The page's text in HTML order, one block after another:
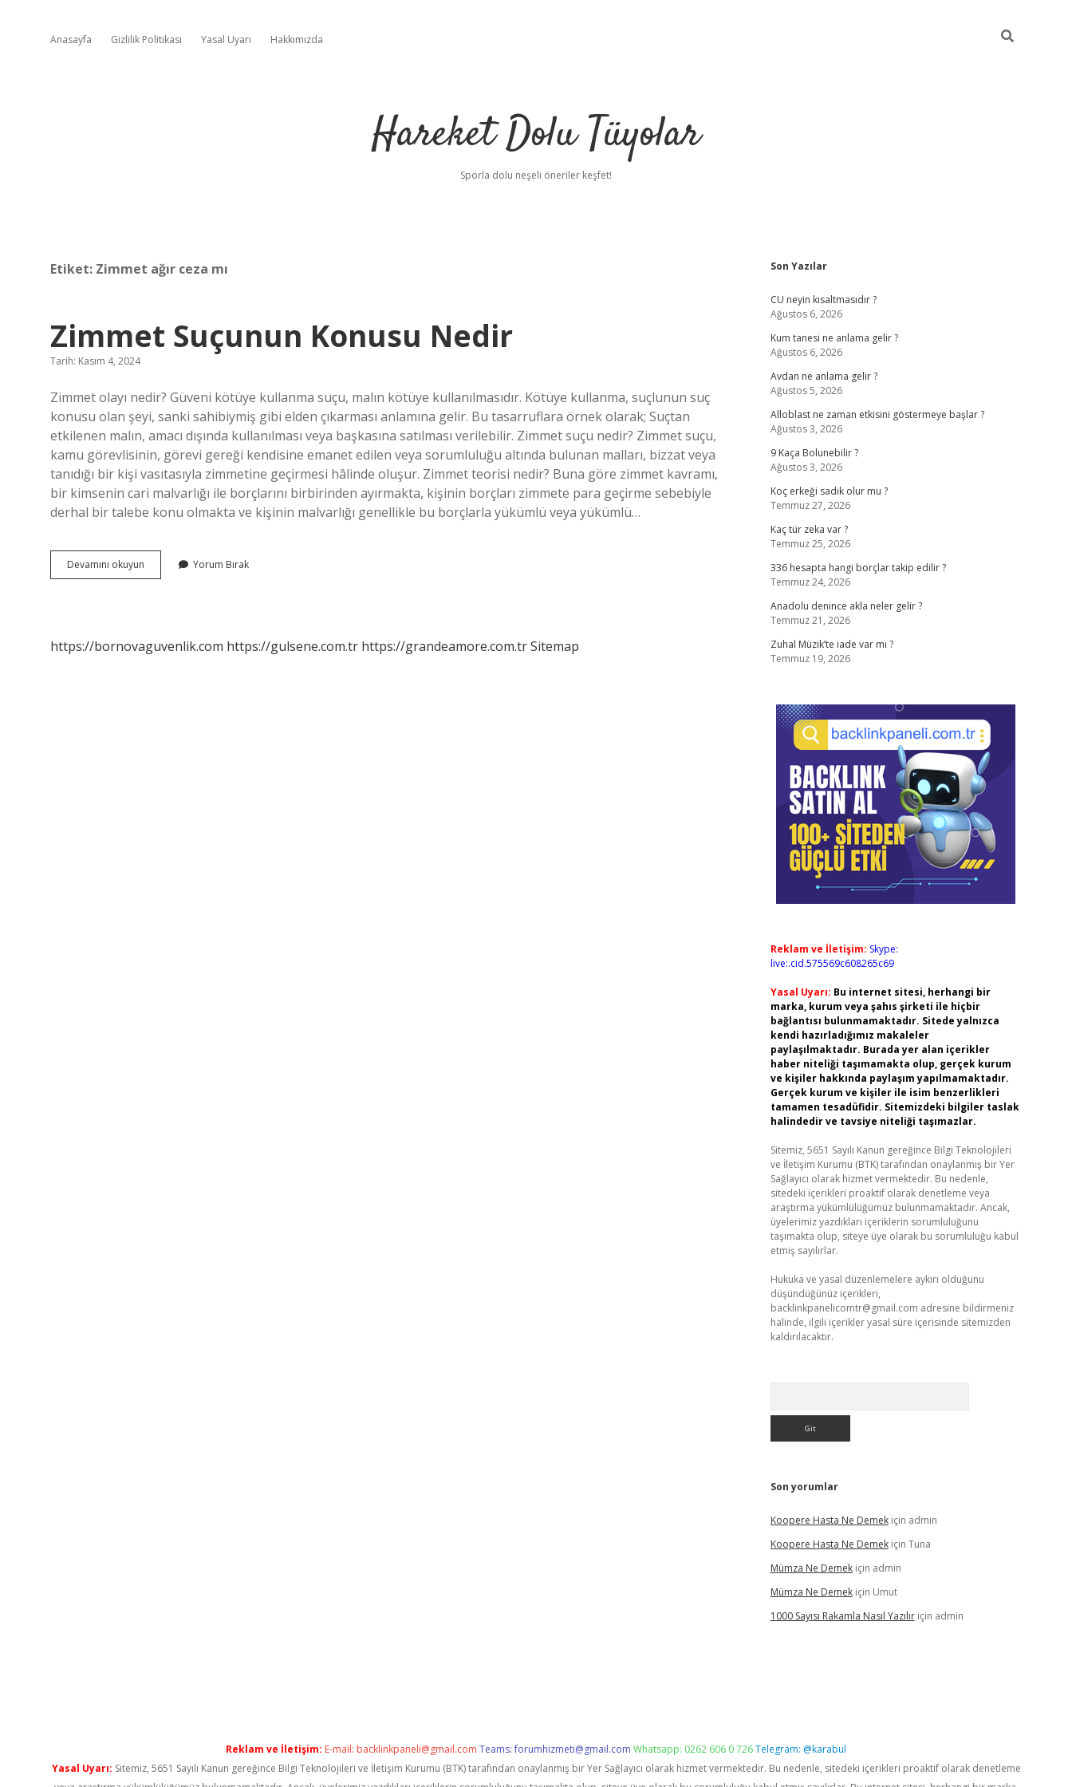
Anasayfa Gizlilik Politikası Yasal Uyarı Hakkımızda
Hareket Dolu Tüyolar
Sporla dolu neşeli öneriler keşfet!
Etiket: Zimmet ağır ceza mı
Zimmet Suçunun Konusu Nedir
Tarih: Kasım 4, 2024
Zimmet olayı nedir? Güveni kötüye kullanma suçu, malın kötüye kullanılmasıdır. Kötüye kullanma, suçlunun suç
konusu olan şeyi, sanki sahibiymiş gibi elden çıkarması anlamına gelir. Bu tasarruflara örnek olarak; Suçtan
etkilenen malın, amacı dışında kullanılması veya başkasına satılması verilebilir. Zimmet suçu nedir? Zimmet suçu,
kamu görevlisinin, görevi gereği kendisine emanet edilen veya sorumluluğu altında bulunan malları, bizzat veya
tanıdığı bir kişi vasıtasıyla zimmetine geçirmesi hâlinde oluşur. Zimmet teorisi nedir? Buna göre zimmet kavramı,
bir kimsenin cari malvarlığı ile borçlarını birbirinden ayırmakta, kişinin borçları zimmete para geçirme sebebiyle
derhal bir talebe konu olmakta ve kişinin malvarlığı genellikle bu borçlarla yükümlü veya yükümlü…
Devamını okuyun
Suçunun
Yorum Bırak
https://bornovaguvenlik.com https://gulsene.com.tr https://grandeamore.com.trSitemap
Sidebar
Son Yazılar
CU neyin kısaltmasıdır ?
Ağustos 6, 2026
Kum tanesi ne anlama gelir ?
Ağustos 6, 2026
Avdan ne anlama gelir ?
Ağustos 5, 2026
Alloblast ne zaman etkisini göstermeye başlar ?
Ağustos 3, 2026
9 Kaça Bolunebilir ?
Ağustos 3, 2026
Koç erkeği sadık olur mu ?
Temmuz 27, 2026
Kaç tür zeka var ?
Temmuz 25, 2026
336 hesapta hangi borçlar takip edilir ?
Temmuz 24, 2026
Anadolu denince akla neler gelir ?
Temmuz 21, 2026
Zuhal Müzik’te iade var mı ?
Temmuz 19, 2026
Reklam ve İletişim: Skype:
live:.cid.575569c608265c69
Yasal Uyarı: Bu internet sitesi, herhangi bir
marka, kurum veya şahıs şirketi ile hiçbir
bağlantısı bulunmamaktadır. Sitede yalnızca
kendi hazırladığımız makaleler
paylaşılmaktadır. Burada yer alan içerikler
haber niteliği taşımamakta olup, gerçek kurum
ve kişiler hakkında paylaşım yapılmamaktadır.
Gerçek kurum ve kişiler ile isim benzerlikleri
tamamen tesadüfidir. Sitemizdeki bilgiler taslak
halindedir ve tavsiye niteliği taşımazlar.
Sitemiz, 5651 Sayılı Kanun gereğince Bilgi Teknolojileri
ve İletişim Kurumu (BTK) tarafından onaylanmış bir Yer
Sağlayıcı olarak hizmet vermektedir. Bu nedenle,
sitedeki içerikleri proaktif olarak denetleme veya
araştırma yükümlülüğümüz bulunmamaktadır. Ancak,
üyelerimiz yazdıkları içeriklerin sorumluluğunu
taşımakta olup, siteye üye olarak bu sorumluluğu kabul
etmiş sayılırlar.
Hukuka ve yasal düzenlemelere aykırı olduğunu
düşündüğünüz içerikleri,
backlinkpanelicomtr@gmail.com adresine bildirmeniz
halinde, ilgili içerikler yasal süre içerisinde sitemizden
kaldırılacaktır.
Son yorumlar
Koopere Hasta Ne Demekiçin admin
Koopere Hasta Ne Demekiçin Tuna
Mümza Ne Demekiçin admin
Mümza Ne Demekiçin Umut
1000 Sayısı Rakamla Nasıl Yazılıriçin admin
Reklam ve İletişim: E-mail: backlinkpaneli@gmail.com Teams:forumhizmeti@gmail.com Whatsapp: 0262 606 0 726Telegram: @karabul
Yasal Uyarı: Sitemiz, 5651 Sayılı Kanun gereğince Bilgi Teknolojileri ve İletişim Kurumu (BTK) tarafından onaylanmış bir Yer Sağlayıcı olarak hizmet vermektedir. Bu nedenle, sitedeki içerikleri proaktif olarak denetleme